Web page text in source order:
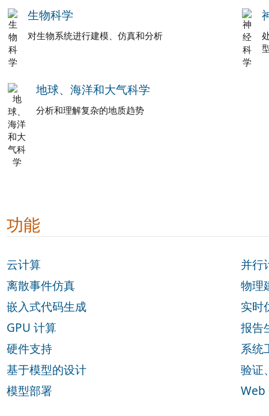
生物科学
对生物系统进行建模、仿真和分析
地球、海洋和大气科学
分析和理解复杂的地质趋势
功能
云计算
离散事件仿真
嵌入式代码生成
GPU 计算
硬件支持
基于模型的设计
模型部署
并行
物理
实时
报告
系统
验证
Web